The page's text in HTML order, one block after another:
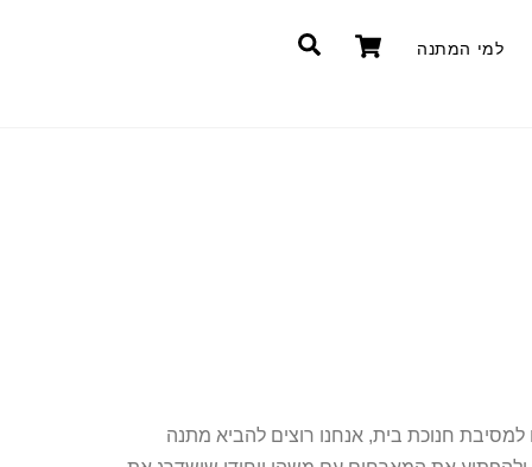
Cartחיפוש למי המתנה
חנוכת בית, אנחנו רוצים להביא מתנה